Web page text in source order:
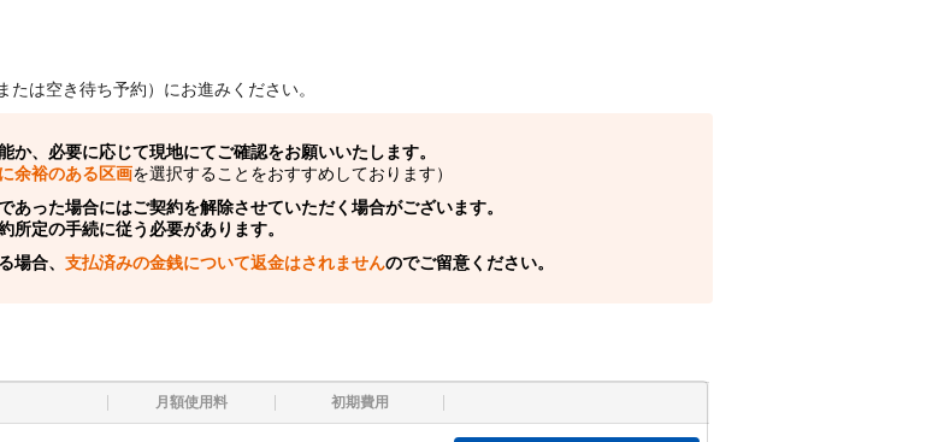
は空き待ち予約）にお進みください。
、必要に応じて現地にてご確認をお願いいたします。
余裕のある区画を選択することをおすすめしております）
った場合にはご契約を解除させていただく場合がございます。
定の手続に従う必要があります。
場合、 支払済みの金銭について返金はされませんのでご留意ください。
月額使用料 初期費用